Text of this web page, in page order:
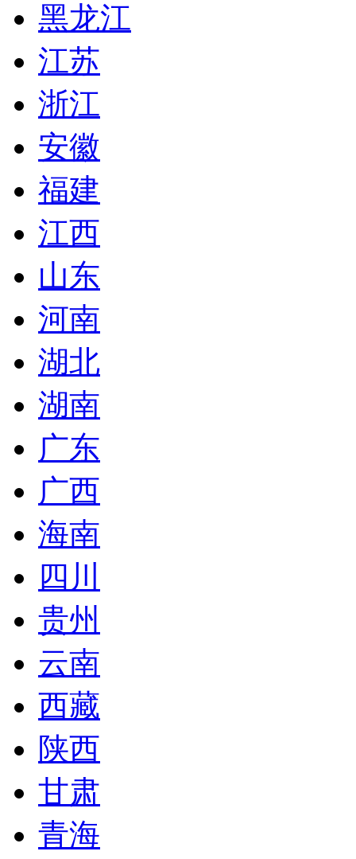
黑龙江
江苏
浙江
安徽
福建
江西
山东
河南
湖北
湖南
广东
广西
海南
四川
贵州
云南
西藏
陕西
甘肃
青海